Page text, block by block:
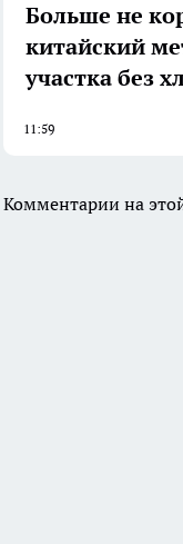
Больше не
китайский
участка без
11:59
Комментарии на